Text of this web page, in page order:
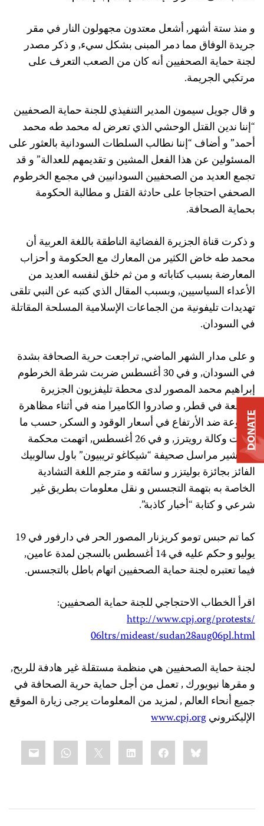
و منذ ستة أشهر, أشعل معتدون مجهولون النار في مقر
جريدة الوفاق مما دمر المبنى بشكل سيء, و ذكر مصدر
لجنة حماية الصحفيين أنه كان من الصعب التعرف على
مرتكبي الجريمة.
و قال جويل سيمون المدير التنفيذي للجنة حماية الصحفيين
“إننا ندين القتل الوحشي الذي تعرض له محمد طه محمد
أحمد” و أضاف “إننا نطالب السلطات السودانية بالعثور على
المسئولين عن هذا الفعل المشين و تقديمهم للعدالة” و قد
تجمع العديد من الصحفيين السودانيين في مجمع الخرطوم
الصحفي احتجاجا على حادثة القتل و مطالبة الحكومة
بحماية الصحافة.
و ذكرت قناة الجزيرة الفضائية الناطقة باللغة العربية أن
محمد طه خاض الكثير من المعارك مع الحكومة و أحزاب
المعارضة بسبب كتاباته و من ثم خلق لنفسه العديد من
الأعداء السياسيين, وبسبب المقال الذي كتبه عن النبي تلقى
تهديدات تليفونية من الجماعات الإسلامية المسلحة المقاتلة
في السودان.
و على مدار الشهر الماضي, تراجعت حرية الصحافة بشدة
في السودان, و في 30 أغسطس ضربت شرطة الخرطوم
إبراهيم محمد المصور لدى محطة تليفزيون الجزيرة
الواقعة في قطر, و صادروا الكاميرا منه في أثناء مظاهرة
ممنوعة ضد الأرتفاع في أسعار الوقود و السكر, حسب ما
ذكرت وكالة رويترز, و في 26 أغسطس, اتهمت محكمة
بالفاشير مراسل صحيفة “شيكاغو تريبيون” باول سالوبيك
الفائز بجائزة بوليتزر و سائقه و مترجم اللغة التشادية
الخاصة به بتهمة التجسس و نقل معلومات بطريق غير
شرعي و كتابة “أخبار كاذبة”.
كما تم حبس تومو كريزنار المصور الحر في دارفور في 19
يوليو و حكم عليه في 14 أغسطس بالسجن لمدة عامين,
فيما تعتبره لجنة حماية الصحفيين اتهام باطل بالتجسس.
اقرأ الخطاب الاحتجاجي للجنة حماية الصحفيين:
http://www.cpj.org/protests/
06ltrs/mideast/sudan28aug06pl.html
لجنة حماية الصحفيين هي منظمة مستقلة غير هادفة للربح,
و مقرها نيويورك , تعمل من أجل حماية حرية الصحافة في
جميع أنحاء العالم , لمزيد من المعلومات يرجى زيارة الموقع
الإليكترونيwww.cpj.org
Bluesky
Facebook
LinkedIn
DONATE